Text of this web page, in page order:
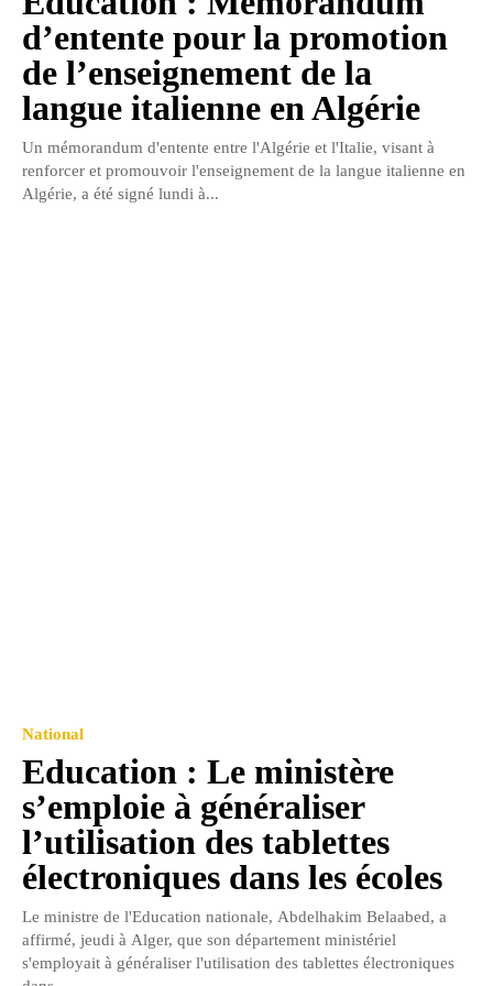
d’entente pour la promotion
de l’enseignement de la
langue italienne en Algérie
Un mémorandum d'entente entre l'Algérie et l'Italie, visant à
renforcer et promouvoir l'enseignement de la langue italienne en
Algérie, a été signé lundi à...
National
Education : Le ministère
s’emploie à généraliser
l’utilisation des tablettes
électroniques dans les écoles
Le ministre de l'Education nationale, Abdelhakim Belaabed, a
affirmé, jeudi à Alger, que son département ministériel
s'employait à généraliser l'utilisation des tablettes électroniques